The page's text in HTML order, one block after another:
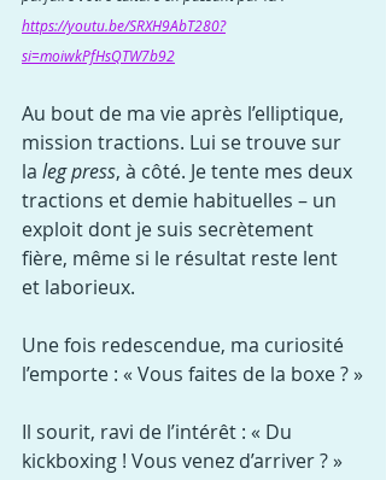
https://youtu.be/SRXH9AbT280?
si=moiwkPfHsQTW7b92
Au bout de ma vie après l’elliptique,
mission tractions. Lui se trouve sur
la leg press, à côté. Je tente mes deux
tractions et demie habituelles – un
exploit dont je suis secrètement
fière, même si le résultat reste lent
et laborieux.
Une fois redescendue, ma curiosité
l’emporte : « Vous faites de la boxe ? »
Il sourit, ravi de l’intérêt : « Du
kickboxing ! Vous venez d’arriver ? »